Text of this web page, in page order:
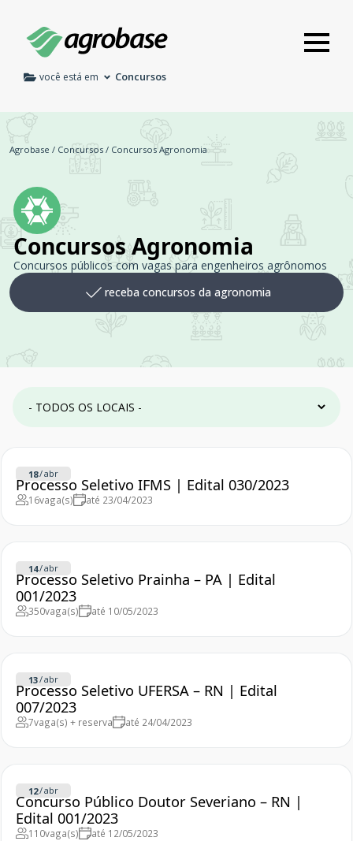
você está em Concursos
Agrobase / Concursos / Concursos Agronomia
Concursos Agronomia
Concursos públicos com vagas para engenheiros agrônomos
receba concursos da agronomia
18/abr
Processo Seletivo IFMS | Edital 030/2023
16vaga(s) até 23/04/2023
14/abr
Processo Seletivo Prainha – PA | Edital
001/2023
350vaga(s) até 10/05/2023
13/abr
Processo Seletivo UFERSA – RN | Edital
007/2023
7vaga(s) + reserva até 24/04/2023
12/abr
Concurso Público Doutor Severiano – RN |
Edital 001/2023
110vaga(s) até 12/05/2023